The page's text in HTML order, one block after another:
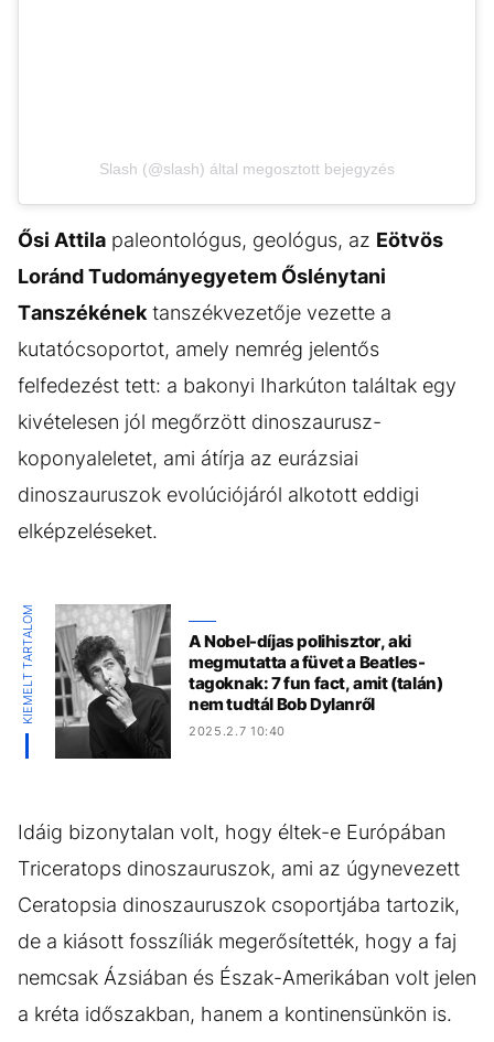
Slash (@slash) által megosztott bejegyzés
Ősi Attila paleontológus, geológus, az Eötvös
Loránd Tudományegyetem Őslénytani
Tanszékének tanszékvezetője vezette a
kutatócsoportot, amely nemrég jelentős
felfedezést tett: a bakonyi Iharkúton találtak egy
kivételesen jól megőrzött dinoszaurusz-
koponyaleletet, ami átírja az eurázsiai
dinoszauruszok evolúciójáról alkotott eddigi
elképzeléseket.
KIEMELT TARTALOM
A Nobel-díjas polihisztor, aki
megmutatta a füvet a Beatles-
tagoknak: 7 fun fact, amit (talán)
nem tudtál Bob Dylanről
2025.2.7 10:40
Idáig bizonytalan volt, hogy éltek-e Európában
Triceratops dinoszauruszok, ami az úgynevezett
Ceratopsia dinoszauruszok csoportjába tartozik,
de a kiásott fosszíliák megerősítették, hogy a faj
nemcsak Ázsiában és Észak-Amerikában volt jelen
a kréta időszakban, hanem a kontinensünkön is.